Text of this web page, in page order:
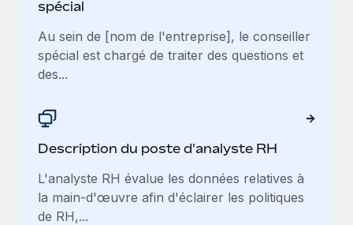
spécial
Au sein de [nom de l'entreprise], le conseiller
spécial est chargé de traiter des questions et
des...
Description du poste d'analyste RH
L'analyste RH évalue les données relatives à
la main-d'œuvre afin d'éclairer les politiques
de RH,...